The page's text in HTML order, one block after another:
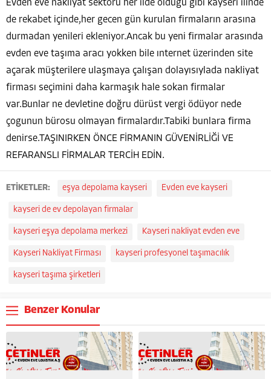
Evden eve nakliyat sektörü her ilde olduğu gibi kayseri ilinde
de rekabet içinde,her gecen gün kurulan firmaların arasına
durmadan yenileri ekleniyor.Ancak bu yeni firmalar arasında
evden eve taşıma aracı yokken bile ınternet üzerinden site
açarak müşterilere ulaşmaya çalışan dolayısıylada nakliyat
firması seçimini daha karmaşık hale sokan firmalar
var.Bunlar ne devletine doğru dürüst vergi ödüyor nede
çogunun bürosu olmayan firmalardır.Tabiki bunlara firma
denirse.TAŞINIRKEN ÖNCE FİRMANIN GÜVENİRLİĞİ VE
REFARANSLI FİRMALAR TERCİH EDİN.
ETİKETLER: eşya depolama kayseri Evden eve kayseri
kayseri de ev depolayan firmalar
kayseri eşya depolama merkezi Kayseri nakliyat evden eve
Kayseri Nakliyat Firması kayseri profesyonel taşımacılık
kayseri taşıma şirketleri
Benzer Konular